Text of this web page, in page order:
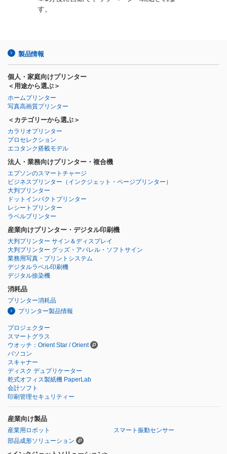
す。
製品情報
個人・家庭向けプリンター
＜用途から選ぶ＞
ホームプリンター
写真高画質プリンター
＜カテゴリーから選ぶ＞
カラリオプリンター
プロセレクション
エコタンク搭載モデル
法人・業務向けプリンター・複合機
エプソンのスマートチャージ
ビジネスプリンター （インクジェット・ページプリンター）
大判プリンター
ドットインパクトプリンター
レシートプリンター
ラベルプリンター
産業向けプリンター・デジタル印刷機
大判プリンター サイン＆ディスプレイ
大判プリンター グッズ・アパレル・ソフトサイン
業務用写真・プリントシステム
デジタルラベル印刷機
デジタル捺染機
消耗品
プリンター消耗品
プリンター製品情報
プロジェクター
スマートグラス
ウオッチ：Orient Star / Orient
パソコン
スキャナー
ディスク デュプリケーター
乾式オフィス製紙機 PaperLab
会計ソフト
印刷管理セキュリティー
産業向け製品
産業用ロボット
スマート振動センサー
部品成形ソリューション